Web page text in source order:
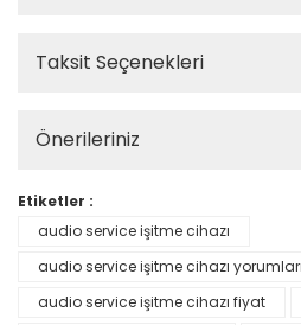
Taksit Seçenekleri
Önerileriniz
Etiketler :
audio service işitme cihazı
audio service işitme cihazı yorumları
audio service işitme cihazı fiyat